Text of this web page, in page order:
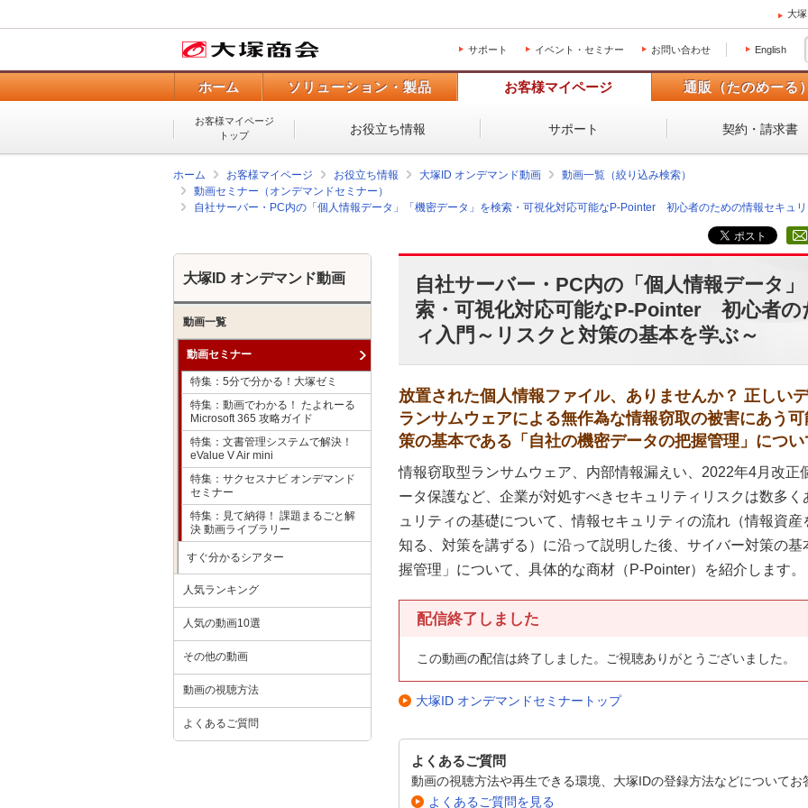
大
サポート イベント・セミナー お問い合わせ English
ホーム ソリューション・製品 お客様マイページ 通販（たのめーる
お客様マイページ
トップ
お役立ち情報 サポート 契約・請求書
ホーム お客様マイページ お役立ち情報 大塚ID オンデマンド動画
動画一覧（絞り込み検索）
動画セミナー（オンデマンドセミナー）
自社サーバー・PC内の「個人情報データ」「機密データ」を検索・可視化対応可能なP-Pointer 初心者のための情報セキュ
自社サーバー・PC内の「個人情報データ
索・可視化対応可能なP-Pointer 初心者
ィ入門～リスクと対策の基本を学ぶ～
放置された個人情報ファイル、ありませんか？ 正しい
ランサムウェアによる無作為な情報窃取の被害にあう
策の基本である「自社の機密データの把握管理」につ
情報窃取型ランサムウェア、内部情報漏えい、2022年4月改正
ータ保護など、企業が対処すべきセキュリティリスクは数多
ュリティの基礎について、情報セキュリティの流れ（情報資
知る、対策を講ずる）に沿って説明した後、サイバー対策の
握管理」について、具体的な商材（P-Pointer）を紹介します。
配信終了しました
この動画の配信は終了しました。ご視聴ありがとうございました。
大塚ID オンデマンドセミナートップ
よくあるご質問
動画の視聴方法や再生できる環境、大塚IDの登録方法などについてお
よくあるご質問を見る
大塚ID オンデマンド動画
動画一覧
動画セミナー
特集：5分で分かる！大塚ゼミ
特集：動画でわかる！ たよれーる
Microsoft 365 攻略ガイド
特集：文書管理システムで解決！
eValue V Air mini
特集：サクセスナビ オンデマンド
セミナー
特集：見て納得！ 課題まるごと解
決 動画ライブラリー
すぐ分かるシアター
人気ランキング
人気の動画10選
その他の動画
動画の視聴方法
よくあるご質問